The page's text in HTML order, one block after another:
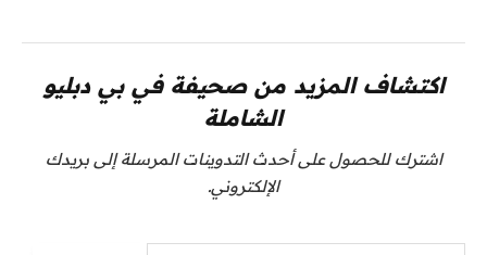
اكتشاف المزيد من صحيفة في بي دبليو
الشاملة
اشترك للحصول على أحدث التدوينات المرسلة إلى بريدك
الإلكتروني.
كتابة بريدك الإلكتروني...